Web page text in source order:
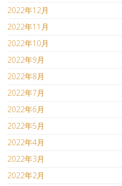
2022年12月
2022年11月
2022年10月
2022年9月
2022年8月
2022年7月
2022年6月
2022年5月
2022年4月
2022年3月
2022年2月